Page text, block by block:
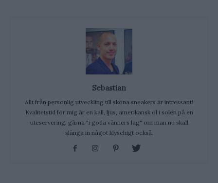
Sebastian
Allt från personlig utveckling till sköna sneakers är intressant!
Kvalitetstid för mig är en kall, ljus, amerikansk öl i solen på en
uteservering, gärna "i goda vänners lag" om man nu skall
slänga in något klyschigt också.